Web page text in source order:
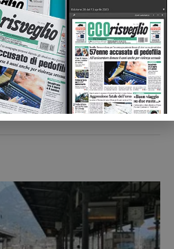
denunciato un uomo di 55 anni
per furto